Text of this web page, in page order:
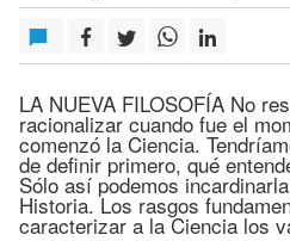
LA NUEVA FILOSOFÍA No
racionalizar cuando fue el
comenzó la Ciencia.
de definir primero, qué
Sólo así podemos
Historia. Los rasgos
caracterizar a la Ciencia los